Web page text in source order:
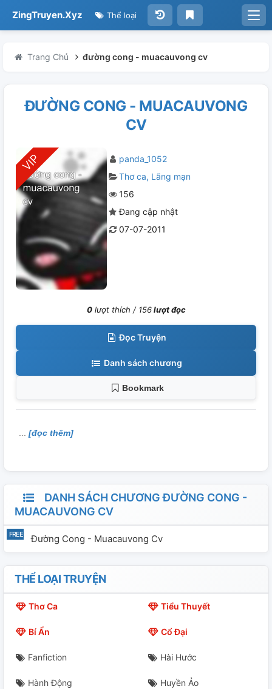
ZingTruyen.Xyz Thể loại
Trang Chủ đường cong - muacauvong cv
ĐƯỜNG CONG - MUACAUVONG
CV
panda_1052
Thơ ca Lãng mạn
156
Đang cập nhật
07-07-2011
0lượt thích / 156lượt đọc
Đọc Truyện
Danh sách chương
Bookmark
[đọc thêm]
DANH SÁCH CHƯƠNG ĐƯỜNG CONG -
MUACAUVONG CV
Đường Cong - Muacauvong Cv
THỂ LOẠI TRUYỆN
Thơ Ca Tiểu Thuyết
Bí Ẩn Cổ Đại
Fanfiction Hài Hước
Hành Động Huyền Ảo